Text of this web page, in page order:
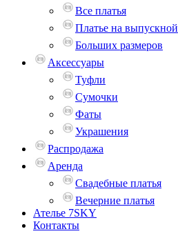
Все платья
Платье на выпускной
Больших размеров
Аксессуары
Туфли
Сумочки
Фаты
Украшения
Распродажа
Аренда
Свадебные платья
Вечерние платья
Ателье 7SKY
Контакты